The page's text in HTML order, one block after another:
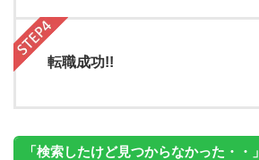
転職成功!!
「検索したけど見つからなかった・・」